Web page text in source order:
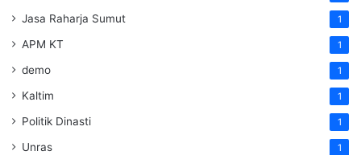
Jasa Raharja Sumut 1
APM KT 1
demo 1
Kaltim 1
Politik Dinasti 1
Unras 1